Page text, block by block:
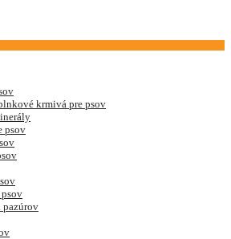
krmivá pre psov
psov
psov
pazúrov